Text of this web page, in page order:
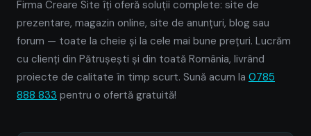
Firma Creare Site îți oferă soluții complete: site de
prezentare, magazin online, site de anunțuri, blog sau
forum — toate la cheie și la cele mai bune prețuri. Lucrăm
cu clienți din Pătruşeşti și din toată România, livrând
proiecte de calitate în timp scurt. Sună acum la 0785
888 833 pentru o ofertă gratuită!